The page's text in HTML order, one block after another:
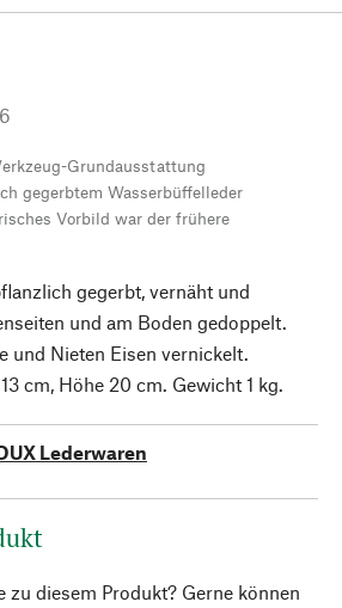
Grundausstattung
gegerbtem Wasserbüffelleder
Vorbild war der frühere
gegerbt, vernäht und
und am Boden gedoppelt.
und Nieten Eisen vernickelt.
cm, Höhe 20 cm. Gewicht 1 kg.
Lederwaren
zu diesem Produkt? Gerne können